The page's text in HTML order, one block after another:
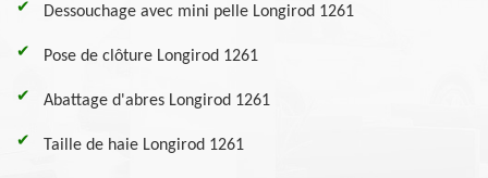
Dessouchage avec mini pelle Longirod 1261
Pose de clôture Longirod 1261
Abattage d'abres Longirod 1261
Taille de haie Longirod 1261